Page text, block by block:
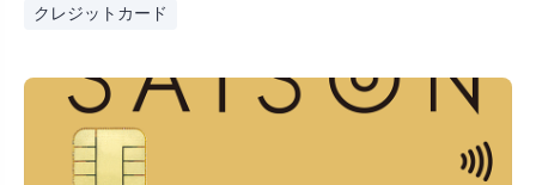
クレジットカード